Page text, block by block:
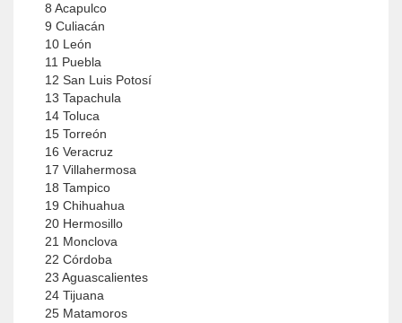
8 Acapulco
9 Culiacán
10 León
11 Puebla
12 San Luis Potosí
13 Tapachula
14 Toluca
15 Torreón
16 Veracruz
17 Villahermosa
18 Tampico
19 Chihuahua
20 Hermosillo
21 Monclova
22 Córdoba
23 Aguascalientes
24 Tijuana
25 Matamoros